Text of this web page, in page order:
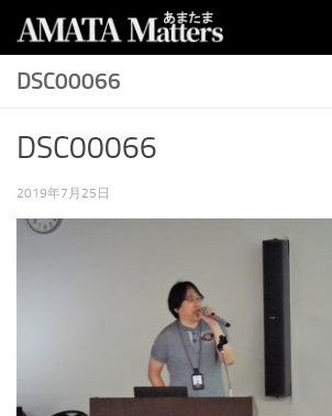
コンテンツへスキップ
DSC00066
DSC00066
2019年7月25日